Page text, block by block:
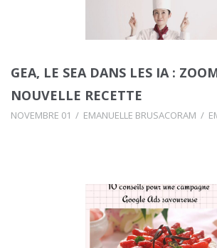
GEA, LE SEA DANS LES IA :
NOUVELLE RECETTE
NOVEMBRE 01 EMANUELLE BRUSACORAM